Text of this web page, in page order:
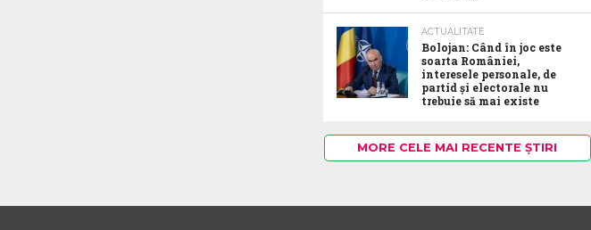
ACTUALITATE
Bolojan: Când în joc este
soarta României,
interesele personale, de
partid și electorale nu
trebuie să mai existe
MORE CELE MAI RECENTE ȘTIRI